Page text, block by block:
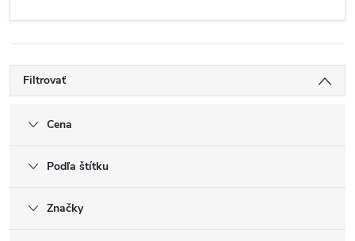
Filtrovať
Cena
Podľa štítku
Značky